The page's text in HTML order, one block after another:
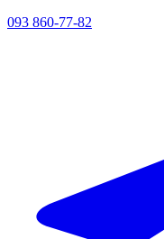
093 860-77-82